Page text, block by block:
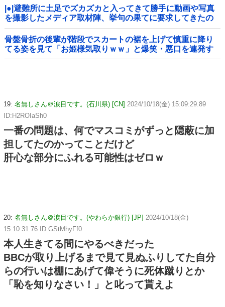
|●|避難所に土足でズカズカと入ってきて勝手に動画や写真
を撮影したメディア取材陣、挙句の果てに要求してきたの
は……
骨盤骨折の後輩が階段でスカートの裾を上げて慎重に降り
てる姿を見て「お姫様気取りｗｗ」と爆笑・悪口を連発す
る社内彼女！事故背景を知りながらマウントと嫉妬で嘲笑
19: 名無しさん＠涙目です。(石川県) [CN] 2024/10/18(金) 15:09:29.89
ID:H2ROIaSh0
一番の問題は、何でマスコミがずっと隠蔽に加
担してたのかってことだけど
肝心な部分にふれる可能性はゼロｗ
20: 名無しさん＠涙目です。(やわらか銀行) [JP] 2024/10/18(金)
15:10:31.76 ID:GStMhyFf0
本人生きてる間にやるべきだった
BBCが取り上げるまで見て見ぬふりしてた自分
らの行いは棚にあげて偉そうに死体蹴りとか
「恥を知りなさい！」と叱って貰えよ